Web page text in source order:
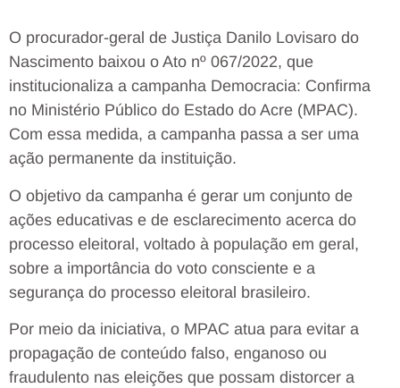
O procurador-geral de Justiça Danilo Lovisaro do
Nascimento baixou o Ato nº 067/2022, que
institucionaliza a campanha Democracia: Confirma
no Ministério Público do Estado do Acre (MPAC).
Com essa medida, a campanha passa a ser uma
ação permanente da instituição.
O objetivo da campanha é gerar um conjunto de
ações educativas e de esclarecimento acerca do
processo eleitoral, voltado à população em geral,
sobre a importância do voto consciente e a
segurança do processo eleitoral brasileiro.
Por meio da iniciativa, o MPAC atua para evitar a
propagação de conteúdo falso, enganoso ou
fraudulento nas eleições que possam distorcer a